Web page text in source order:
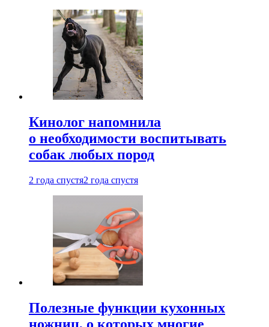
Кинолог напомнила
о необходимости воспитывать
собак любых пород
2 года спустя2 года спустя
Полезные функции кухонных
ножниц, о которых многие